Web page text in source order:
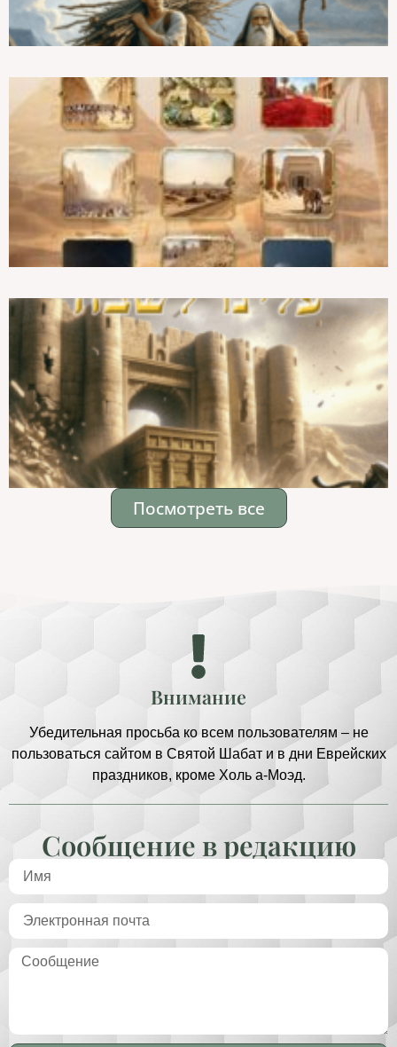
Посмотреть все
Внимание
Убедительная просьба ко всем пользователям – не
пользоваться сайтом в Святой Шабат и в дни Еврейских
праздников, кроме Холь а-Моэд.
Сообщение в редакцию